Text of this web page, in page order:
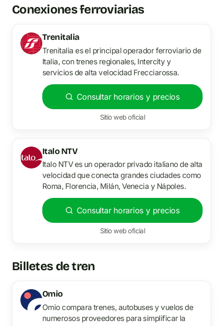
Conexiones ferroviarias
Trenitalia
Trenitalia es el principal operador ferroviario de
Italia, con trenes regionales, Intercity y
servicios de alta velocidad Frecciarossa.
Consultar horarios y precios
Sitio web oficial
Italo NTV
Italo NTV es un operador privado italiano de alta
velocidad que conecta grandes ciudades como
Roma, Florencia, Milán, Venecia y Nápoles.
Consultar horarios y precios
Sitio web oficial
Billetes de tren
Omio
Omio compara trenes, autobuses y vuelos de
numerosos proveedores para simplificar la